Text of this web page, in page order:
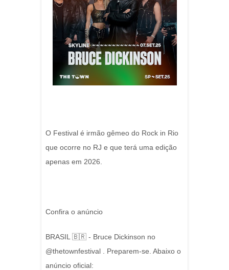
O Festival é irmão gêmeo do Rock in Rio
que ocorre no RJ e que terá uma edição
apenas em 2026.
Confira o anúncio
BRASIL 🇧🇷 - Bruce Dickinson no
@thetownfestival . Preparem-se. Abaixo o
anúncio oficial: